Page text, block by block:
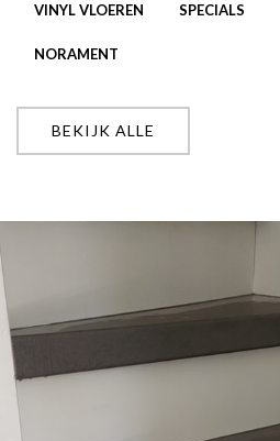
VINYL VLOEREN SPECIALS
NORAMENT
BEKIJK ALLE